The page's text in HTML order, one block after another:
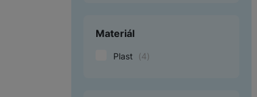
Materiál
Plast (4)